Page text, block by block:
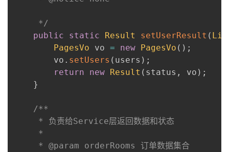
     */
public
static Result setUserResult (
PagesVo vo = new PagesVo ( ) ;
        vo
. setUsers ( users ) ;
return
new Result ( status , vo ) ;
}
/**
     * 负责给Service层返回数据和状态
     *
     * @param orderRooms 订单数据集合